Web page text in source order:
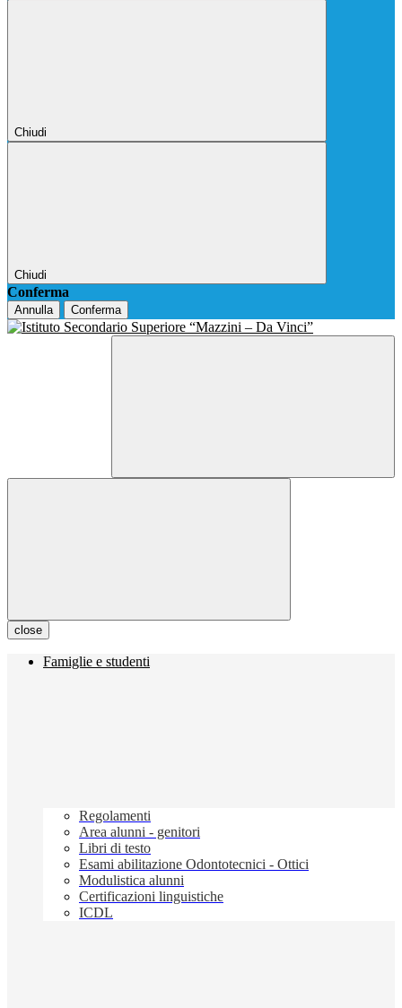
Chiudi
Chiudi
Conferma
Annulla Conferma
close
Famiglie e studenti
Regolamenti
Area alunni - genitori
Libri di testo
Esami abilitazione Odontotecnici - Ottici
Modulistica alunni
Certificazioni linguistiche
ICDL